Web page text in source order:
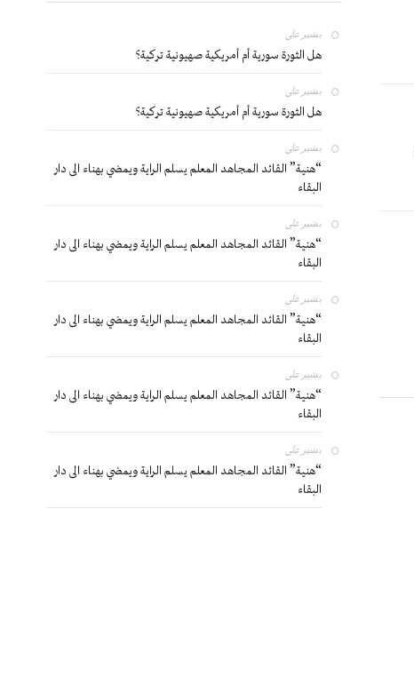
بشير على
هل الثورة سورية أم أمريكية صهيونية تركية؟
بشير على
هل الثورة سورية أم أمريكية صهيونية تركية؟
بشير على
“هنية” القائد المجاهد المعلم يسلم الراية ويمضي بهناء الى دار
البقاء
بشير على
“هنية” القائد المجاهد المعلم يسلم الراية ويمضي بهناء الى دار
البقاء
بشير على
“هنية” القائد المجاهد المعلم يسلم الراية ويمضي بهناء الى دار
البقاء
بشير على
“هنية” القائد المجاهد المعلم يسلم الراية ويمضي بهناء الى دار
البقاء
بشير على
“هنية” القائد المجاهد المعلم يسلم الراية ويمضي بهناء الى دار
البقاء